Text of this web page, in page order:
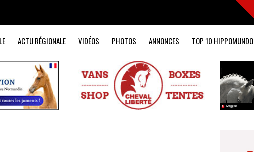
ACTU RÉGIONALE VIDÉOS PHOTOS ANNONCES TOP 10 HIPPOMUNDO